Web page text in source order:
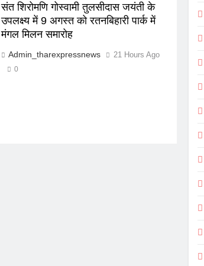
संत शिरोमणि गोस्वामी तुलसीदास जयंती के
उपलक्ष्य में 9 अगस्त को रतनबिहारी पार्क में
मंगल मिलन समारोह
Admin_tharexpressnews 21 Hours Ago
0